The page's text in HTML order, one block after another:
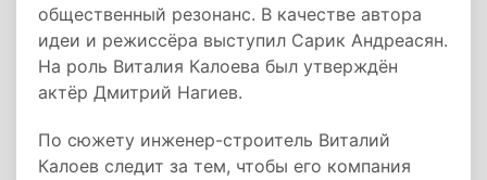
общественный резонанс. В качестве автора
идеи и режиссёра выступил Сарик Андреасян.
На роль Виталия Калоева был утверждён
актёр Дмитрий Нагиев.
По сюжету инженер-строитель Виталий
Калоев следит за тем, чтобы его компания